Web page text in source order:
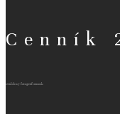
Cenník
svadobný fotograf cenník